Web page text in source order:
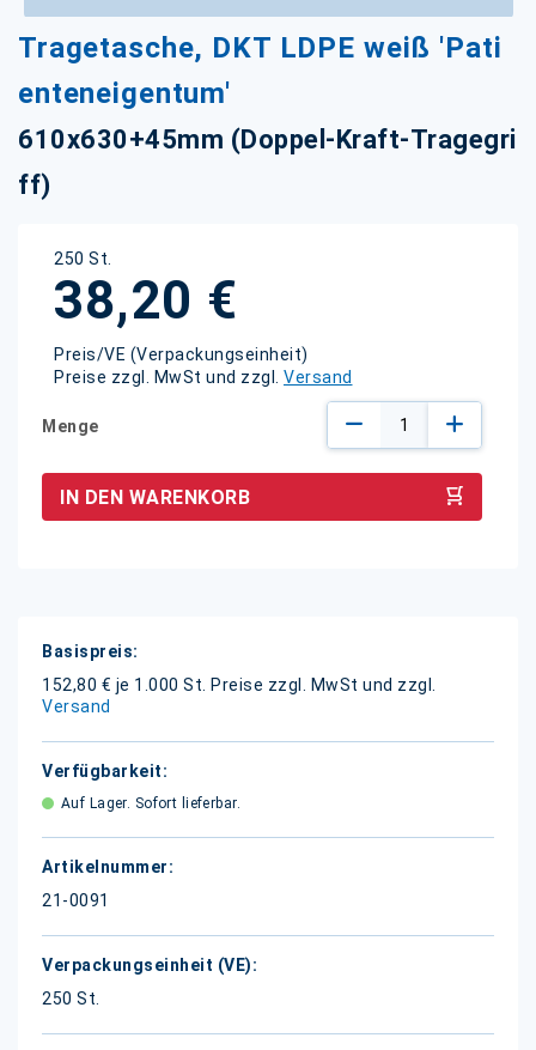
Tragetasche, DKT LDPE weiß 'Pati
enteneigentum'
610x630+45mm (Doppel-Kraft-Tragegri
ff)
250 St.
38,20 €
Preis/VE (Verpackungseinheit)
Preise zzgl. MwSt und zzgl. Versand
Menge
IN DEN WARENKORB
Weitere
Informationen
152,80 € je 1.000 St.
Preise zzgl. MwSt und zzgl.
Versand
Auf Lager. Sofort lieferbar.
21-0091
250 St.
Anfang
Bildgalerie
springen